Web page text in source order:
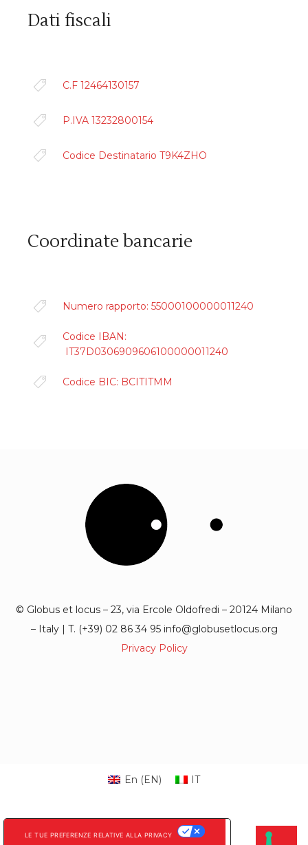
Dati fiscali
C.F 12464130157
P.IVA 13232800154
Codice Destinatario T9K4ZHO
Coordinate bancarie
Numero rapporto: 55000100000011240
Codice IBAN:
IT37D0306909606100000011240
Codice BIC: BCITITMM
© Globus et locus – 23, via Ercole Oldofredi – 20124 Milano
– Italy | T. (+39) 02 86 34 95 info@globusetlocus.org
Privacy Policy
En (EN) IT
LE TUE PREFERENZE RELATIVE ALLA PRIVACY